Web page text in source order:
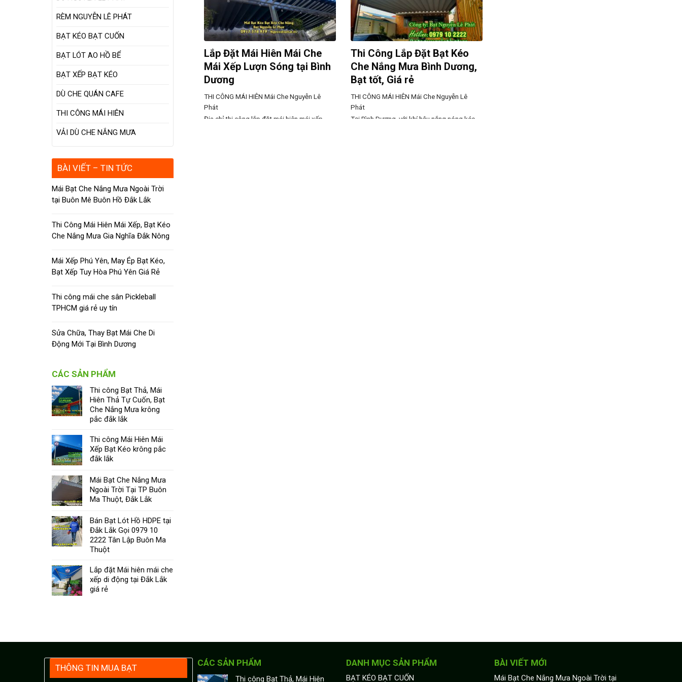
RÈM NGUYỄN LÊ PHÁT
BẠT KÉO BẠT CUỐN
BẠT LÓT AO HỒ BỂ
BẠT XẾP BẠT KÉO
DÙ CHE QUÁN CAFE
THI CÔNG MÁI HIÊN
VẢI DÙ CHE NẮNG MƯA
BÀI VIẾT – TIN TỨC
Mái Bạt Che Nắng Mưa Ngoài Trời
tại Buôn Mê Buôn Hồ Đắk Lắk
Thi Công Mái Hiên Mái Xếp, Bạt Kéo
Che Nắng Mưa Gia Nghĩa Đắk Nông
Mái Xếp Phú Yên, May Ép Bạt Kéo,
Bạt Xếp Tuy Hòa Phú Yên Giá Rẻ
Thi công mái che sân Pickleball
TPHCM giá rẻ uy tín
Sửa Chữa, Thay Bạt Mái Che Di
Động Mới Tại Bình Dương
CÁC SẢN PHẨM
Thi công Bạt Thả, Mái
Hiên Thả Tự Cuốn, Bạt
Che Nắng Mưa krông
pắc đắk lắk
Thi công Mái Hiên Mái
Xếp Bạt Kéo krông pắc
đắk lắk
Mái Bạt Che Nắng Mưa
Ngoài Trời Tại TP Buôn
Ma Thuột, Đắk Lắk
Bán Bạt Lót Hồ HDPE tại
Đắk Lắk Gọi 0979 10
2222 Tân Lập Buôn Ma
Thuột
Lắp đặt Mái hiên mái che
xếp di động tại Đắk Lắk
giá rẻ
Lắp Đặt Mái Hiên Mái Che
Mái Xếp Lượn Sóng tại Bình
Dương
THI CÔNG MÁI HIÊN Mái Che Nguyễn Lê
Phát
Địa chỉ thi công lắp đặt mái hiên mái xếp
Thi Công Lắp Đặt Bạt Kéo
Che Nắng Mưa Bình Dương,
Bạt tốt, Giá rẻ
THI CÔNG MÁI HIÊN Mái Che Nguyễn Lê
Phát
Tại Bình Dương, với khí hậu nắng nóng kéo
THÔNG TIN MUA BẠT CÁC SẢN PHẨM
Thi công Bạt Thả, Mái Hiên
DANH MỤC SẢN PHẨM
BẠT KÉO BẠT CUỐN
BÀI VIẾT MỚI
Mái Bạt Che Nắng Mưa Ngoài Trời tại